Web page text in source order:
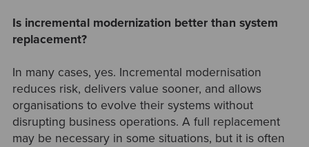
Is incremental modernization better than system
replacement?
In many cases, yes. Incremental modernisation
reduces risk, delivers value sooner, and allows
organisations to evolve their systems without
disrupting business operations. A full replacement
may be necessary in some situations, but it is often